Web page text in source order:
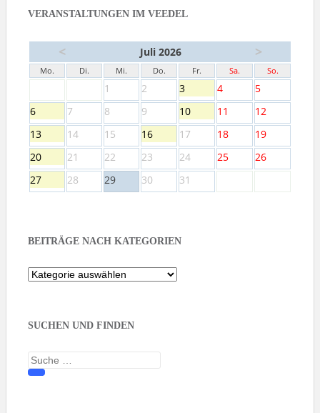
VERANSTALTUNGEN IM VEEDEL
< Juli 2026 >
Mo. Di. Mi. Do. Fr. Sa. So.
1 2 3 4
5
6
7 8 9 10 11
12
13
14 15 16 17 18
19
20
21 22 23 24 25
26
27
28 29 30 31
BEITRÄGE NACH KATEGORIEN
Beiträge
SUCHEN UND FINDEN
Suche
nach: